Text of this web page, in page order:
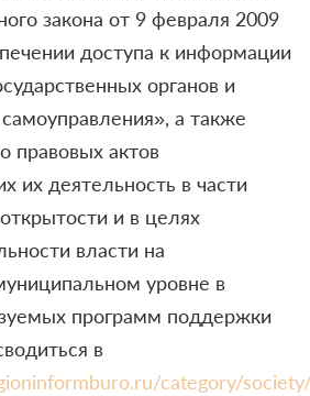
закона от 9 февраля 2009
доступа к информации
органов и
а также
правовых актов
их деятельность в части
и в целях
власти на
уровне в
программ поддержки
в
category/